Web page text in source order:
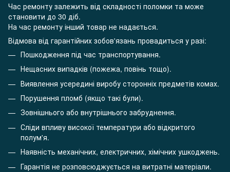
Час ремонту залежить від складності поломки та може
становити до 30 діб.
На час ремонту інший товар не надається.
Відмова від гарантійних зобов'язань провадиться у разі:
Пошкодження під час транспортування.
Нещасних випадків (пожежа, повінь тощо).
Виявлення усередині виробу сторонніх предметів комах.
Порушення пломб (якщо такі були).
Зовнішнього або внутрішнього забруднення.
Сліди впливу високої температури або відкритого
полум'я.
Наявність механічних, електричних, хімічних ушкоджень.
Гарантія не розповсюджується на витратні матеріали.